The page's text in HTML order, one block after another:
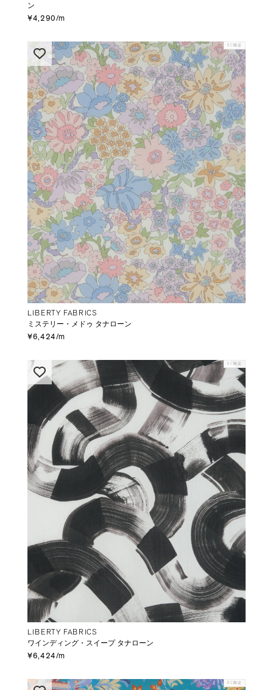
ン
¥4,290/m
EC限定
LIBERTY FABRICS
ミステリー・メドゥ タナローン
¥6,424/m
EC限定
LIBERTY FABRICS
ワインディング・スイープ タナローン
¥6,424/m
EC限定